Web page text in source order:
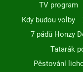
TV program
Kdy budou volby
7 pádů Honzy
Tatarák
Pěstování